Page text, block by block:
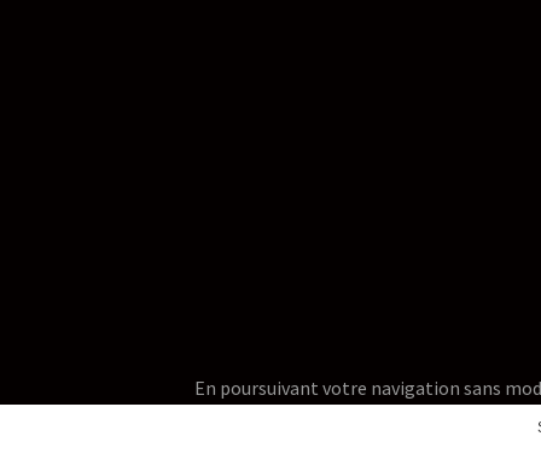
En poursuivant votre navigation sans